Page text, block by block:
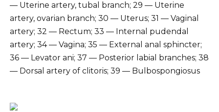
— Uterine artery, tubal branch; 29 — Uterine
artery, ovarian branch; 30 — Uterus; 31 — Vaginal
artery; 32 — Rectum; 33 — Internal pudendal
artery; 34 — Vagina; 35 — External anal sphincter;
36 — Levator ani; 37 — Posterior labial branches; 38
— Dorsal artery of clitoris; 39 — Bulbospongiosus